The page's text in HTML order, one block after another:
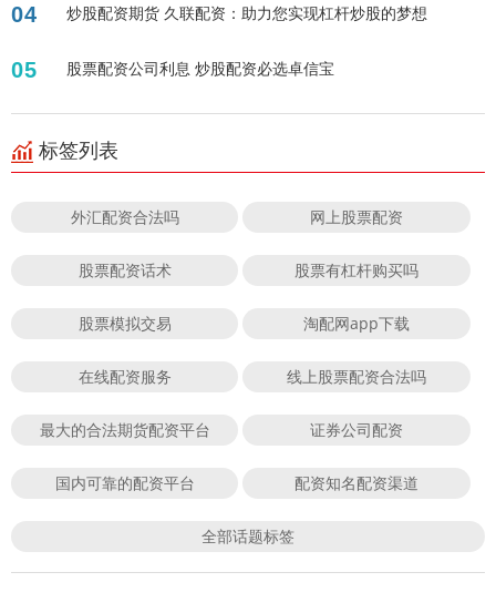
04 炒股配资期货 久联配资：助力您实现杠杆炒股的梦想
05 股票配资公司利息 炒股配资必选卓信宝
标签列表
外汇配资合法吗 网上股票配资
股票配资话术 股票有杠杆购买吗
股票模拟交易 淘配网app下载
在线配资服务 线上股票配资合法吗
最大的合法期货配资平台 证券公司配资
国内可靠的配资平台 配资知名配资渠道
全部话题标签